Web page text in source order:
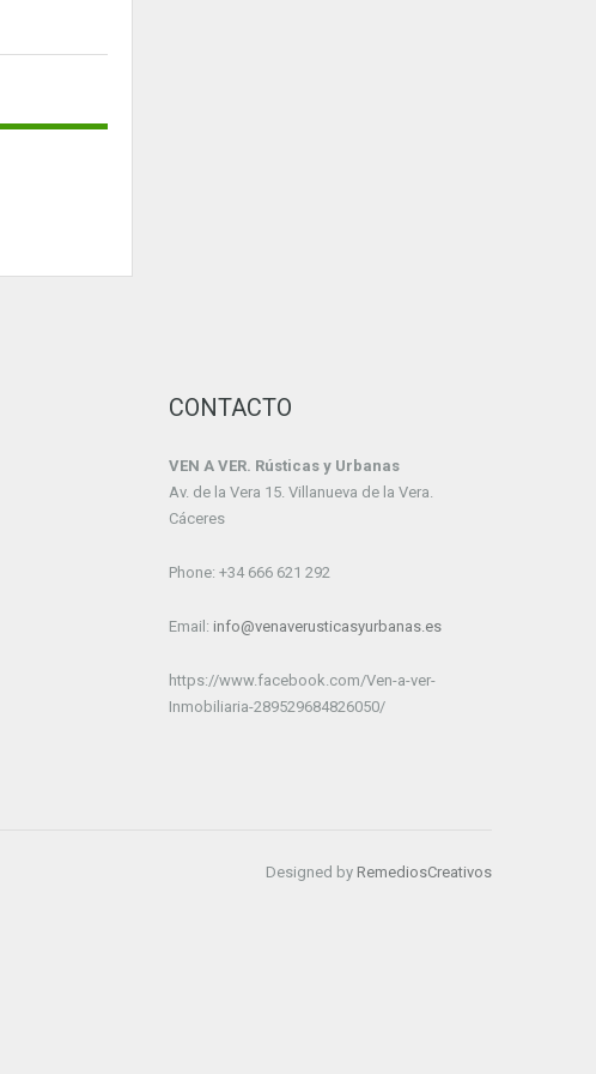
CONTACTO
VEN A VER. Rústicas y Urbanas
Av. de la Vera 15. Villanueva de la Vera.
Cáceres
Phone: +34 666 621 292
Email: info@venaverusticasyurbanas.es
https://www.facebook.com/Ven-a-ver-
Inmobiliaria-289529684826050/
Designed by RemediosCreativos